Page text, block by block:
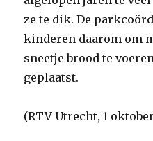
ze te dik. De
kinderen daarom om
sneetje brood te
geplaatst.
(RTV Utrecht, 1